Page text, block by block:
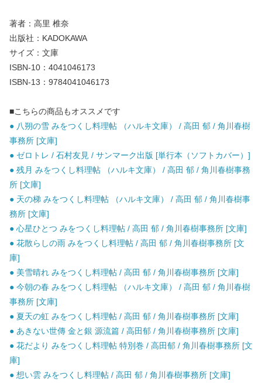
著者：高里 椎奈
出版社：KADOKAWA
サイズ：文庫
ISBN-10：4041046173
ISBN-13：9784041046173
■こちらの商品もオススメです
● 八朔の雪 みをつくし料理帖 （ハルキ文庫） / 高田 郁 / 角川春樹
事務所 [文庫]
● ゼロトレ / 石村友見 / サンマーク出版 [単行本（ソフトカバー）]
● 残月 みをつくし料理帖 （ハルキ文庫） / 高田 郁 / 角川春樹事務
所 [文庫]
● 天の梯 みをつくし料理帖 （ハルキ文庫） / 高田 郁 / 角川春樹事
務所 [文庫]
● 心星ひとつ みをつくし料理帖 / 高田 郁 / 角川春樹事務所 [文庫]
● 花散らしの雨 みをつくし料理帖 / 高田 郁 / 角川春樹事務所 [文
庫]
● 美雪晴れ みをつくし料理帖 / 高田 郁 / 角川春樹事務所 [文庫]
● 今朝の春 みをつくし料理帖 （ハルキ文庫） / 高田 郁 / 角川春樹
事務所 [文庫]
● 夏天の虹 みをつくし料理帖 / 高田 郁 / 角川春樹事務所 [文庫]
● あきない世傳 金と銀 源流篇 / 高田郁 / 角川春樹事務所 [文庫]
● 花だより みをつくし料理帖 特別巻 / 高田郁 / 角川春樹事務所 [文
庫]
● 想い雲 みをつくし料理帖 / 高田 郁 / 角川春樹事務所 [文庫]